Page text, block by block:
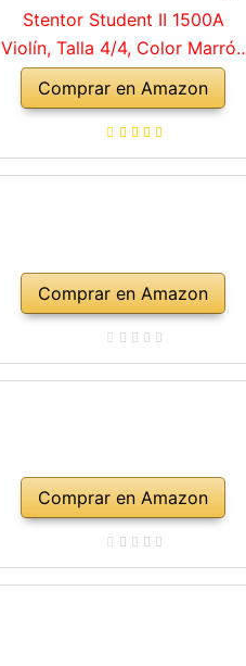
Stentor Student II 1500A
Violín, Talla 4/4, Color Marrón
Rojo
Comprar en Amazon
Comprar en Amazon
Comprar en Amazon